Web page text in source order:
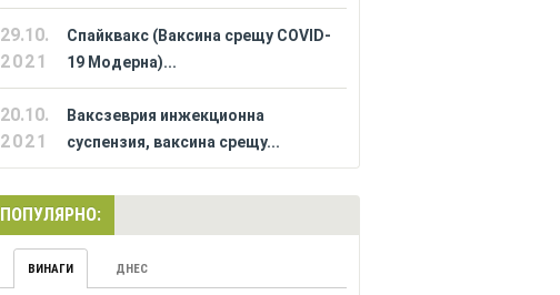
29.10.
2021
Спайквакс (Ваксина срещу COVID-
19 Модерна)...
20.10.
2021
Ваксзеврия инжекционна
суспензия, ваксина срещу...
ПОПУЛЯРНО:
ВИНАГИ ДНЕС